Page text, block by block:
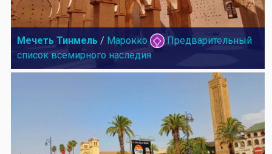
Мечеть Тинмель / Марокко
Предварительный
список всемирного наследия